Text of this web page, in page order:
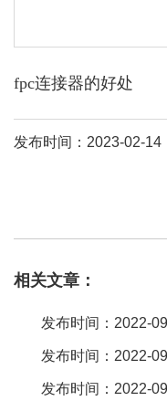
fpc连接器的好处
发布时间：2023-02-14
记本电脑等数码通讯产品
往上都能轻松应对，在复
优越。easy-on ffc fpc连
制造商对信息市场不断增
相关文章：
发布时间：2022-
发布时间：2022-
发布时间：2022-